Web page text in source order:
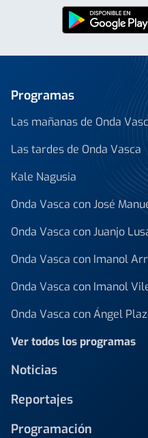
Programas
Las mañanas de Onda
Las tardes de Onda Vasca
Kale Nagusia
Onda Vasca con José
Onda Vasca con Juanjo
Onda Vasca con Imanol
Onda Vasca con Imanol
Onda Vasca con Ángel
Ver todos los programas
Noticias
Reportajes
Programación